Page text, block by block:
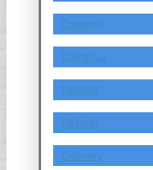
Daewoo
Daihatsu
Daimler
Datsun
Delivery